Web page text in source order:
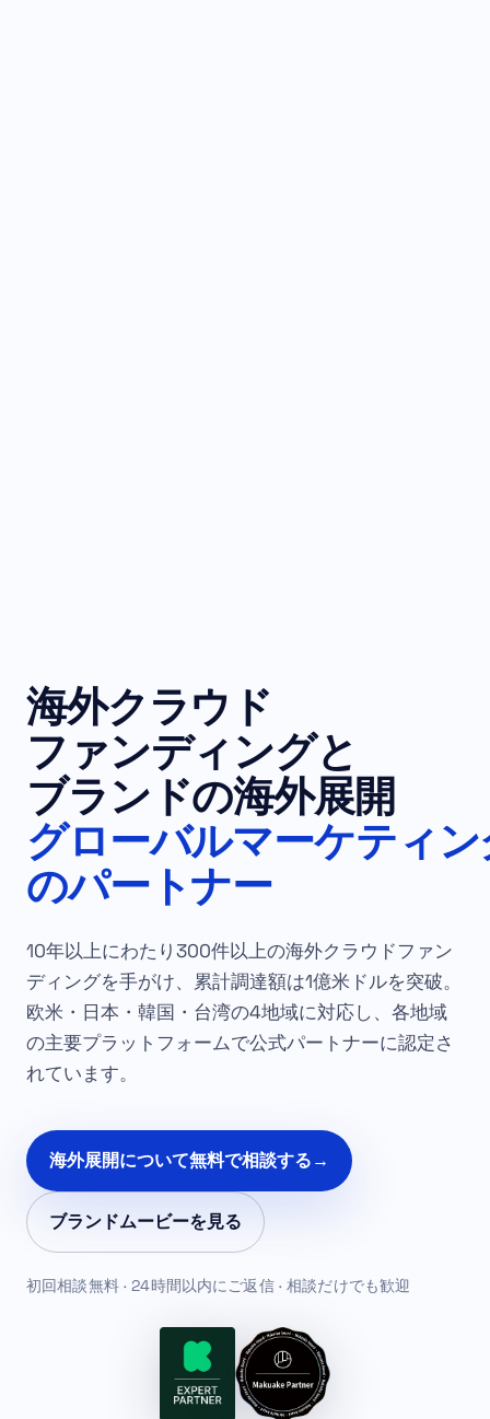
海外クラウド
ファンディングと
ブランドの海外展開
グローバルマーケティ
のパートナー
10年以上にわたり300件以上の海外クラウドファン
ディングを手がけ、累計調達額は1億米ドルを突破。
欧米・日本・韓国・台湾の4地域に対応し、各地域
の主要プラットフォームで公式パートナーに認定さ
れています。
海外展開について無料で相談する→
ブランドムービーを見る
初回相談無料 · 24時間以内にご返信 · 相談だけでも歓迎